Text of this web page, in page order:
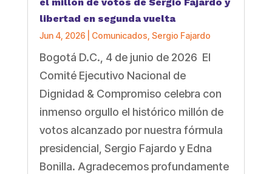
libertad en segunda vuelta
Jun 4, 2026 Comunicados Sergio Fajardo
Bogotá D.C., 4 de junio de 2026 El
Comité Ejecutivo Nacional de
Dignidad & Compromiso celebra con
inmenso orgullo el histórico millón de
votos alcanzado por nuestra fórmula
presidencial, Sergio Fajardo y Edna
Bonilla. Agradecemos profundamente